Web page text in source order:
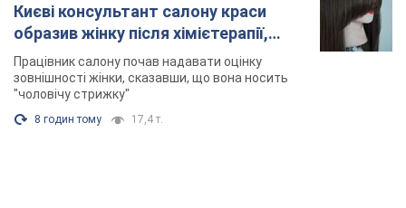
Києві консультант салону краси
образив жінку після хімієтерапії,
розгорівся скандал. Фото
Працівник салону почав надавати оцінку
зовнішності жінки, сказавши, що вона носить
"чоловічу стрижку"
8 годин тому 17,4 т.